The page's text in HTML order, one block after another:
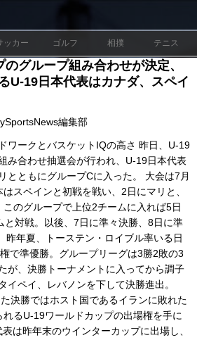
ッカー ゴルフ 相撲 テニス
グループ組み合わせが決定、
U-19日本代表はカナダ、スペイ
編集部
ワークとバスケットIQの高さ 昨日、U-19
み合わせ抽選会が行われ、U-19日本代表
とともにグループCに入った。 大会は7月
スペインと初戦を戦い、2日にマリと、
のグループで上位2チームに入れば5日
と対戦。以後、7日に準々決勝、8日に準
昨年夏、トーステン・ロイブル率いる日
で準優勝。グループリーグは3勝2敗の3
が、決勝トーナメントに入ってから調子
イペイ、レバノンを下して決勝進出。
決勝ではホスト国であるイランに敗れた
るU-19ワールドカップの出場権を手に
は昨年末のウインターカップに出場し、